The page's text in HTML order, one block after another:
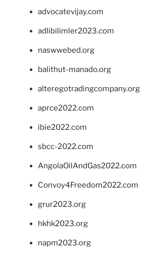
advocatevijay.com
adlibilimler2023.com
naswwebed.org
balithut-manado.org
alteregotradingcompany.org
aprce2022.com
ibie2022.com
sbcc-2022.com
AngolaOilAndGas2022.com
Convoy4Freedom2022.com
grur2023.org
hkhk2023.org
napm2023.org